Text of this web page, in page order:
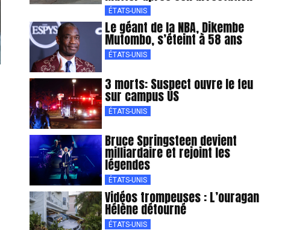
ÉTATS-UNIS
Le géant de la NBA, Dikembe
Mutombo, s’éteint à 58 ans
ÉTATS-UNIS
3 morts: Suspect ouvre le feu
sur campus US
ÉTATS-UNIS
Bruce Springsteen devient
milliardaire et rejoint les
légendes
ÉTATS-UNIS
Vidéos trompeuses : L’ouragan
Hélène détourné
ÉTATS-UNIS